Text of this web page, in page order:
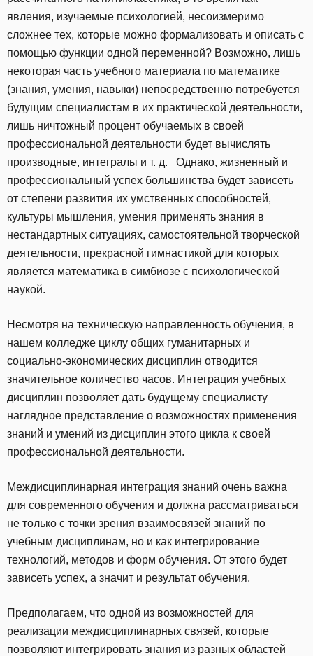
явления, изучаемые психологией, несоизмеримо
сложнее тех, которые можно формализовать и описать с
помощью функции одной переменной? Возможно, лишь
некоторая часть учебного материала по математике
(знания, умения, навыки) непосредственно потребуется
будущим специалистам в их практической деятельности,
лишь ничтожный процент обучаемых в своей
профессиональной деятельности будет вычислять
производные, интегралы и т. д. Однако, жизненный и
профессиональный успех большинства будет зависеть
от степени развития их умственных способностей,
культуры мышления, умения применять знания в
нестандартных ситуациях, самостоятельной творческой
деятельности, прекрасной гимнастикой для которых
является математика в симбиозе с психологической
наукой.
Несмотря на техническую направленность обучения, в
нашем колледже циклу общих гуманитарных и
социально-экономических дисциплин отводится
значительное количество часов. Интеграция учебных
дисциплин позволяет дать будущему специалисту
наглядное представление о возможностях применения
знаний и умений из дисциплин этого цикла к своей
профессиональной деятельности.
Mеждисциплинарная интеграция знаний очень важна
для современного обучения и должна рассматриваться
не только с точки зрения взаимосвязей знаний по
учебным дисциплинам, но и как интегрирование
технологий, методов и форм обучения. От этого будет
зависеть успех, а значит и результат обучения.
Предполагаем, что одной из возможностей для
реализации междисциплинарных связей, которые
позволяют интегрировать знания из разных областей